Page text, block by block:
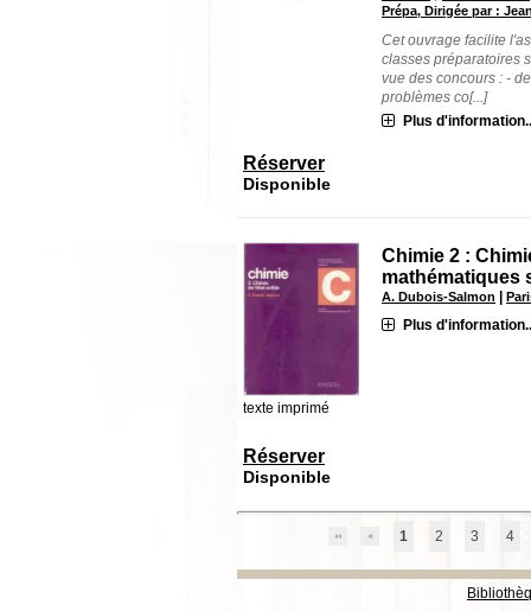
Prépa, Dirigée par :
Cet ouvrage facilite
classes préparatoires
vue des concours : -
problèmes co[...]
Plus
Réserver
Disponible
texte imprimé
Chimie 2 :
mathématiques
A. Dubois-Salmon |
Plus
Réserver
Disponible
1 2 3 4